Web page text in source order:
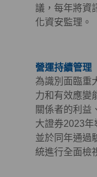
議，每年將資
化資安監理。
營運持續管理
為識別面臨重
力和有效應變
關係者的利益
大證券2023年
並於同年通過
統進行全面檢